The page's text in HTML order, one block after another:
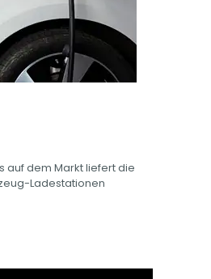
auf dem Markt liefert die
Ladestationen